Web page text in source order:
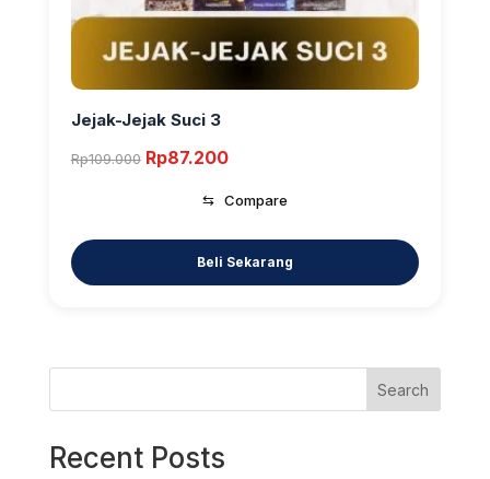
Jejak-Jejak Suci 3
Rp109.000 Original
Rp109.000.
Rp87.200Current
Rp87.200.
⇆ Compare
Search
Recent Posts